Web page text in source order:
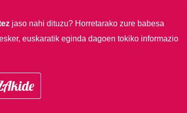
jaso nahi dituzu? Horretarako zure babesa
euskaratik eginda dagoen tokiko informazio